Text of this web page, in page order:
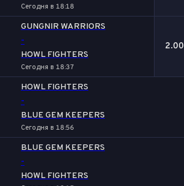
Сегодня в 18:18
GUNGNIR WARRIORS
-
HOWL FIGHTERS
Сегодня в 18:37
2.00
HOWL FIGHTERS
-
BLUE GEM KEEPERS
Сегодня в 18:56
BLUE GEM KEEPERS
-
HOWL FIGHTERS